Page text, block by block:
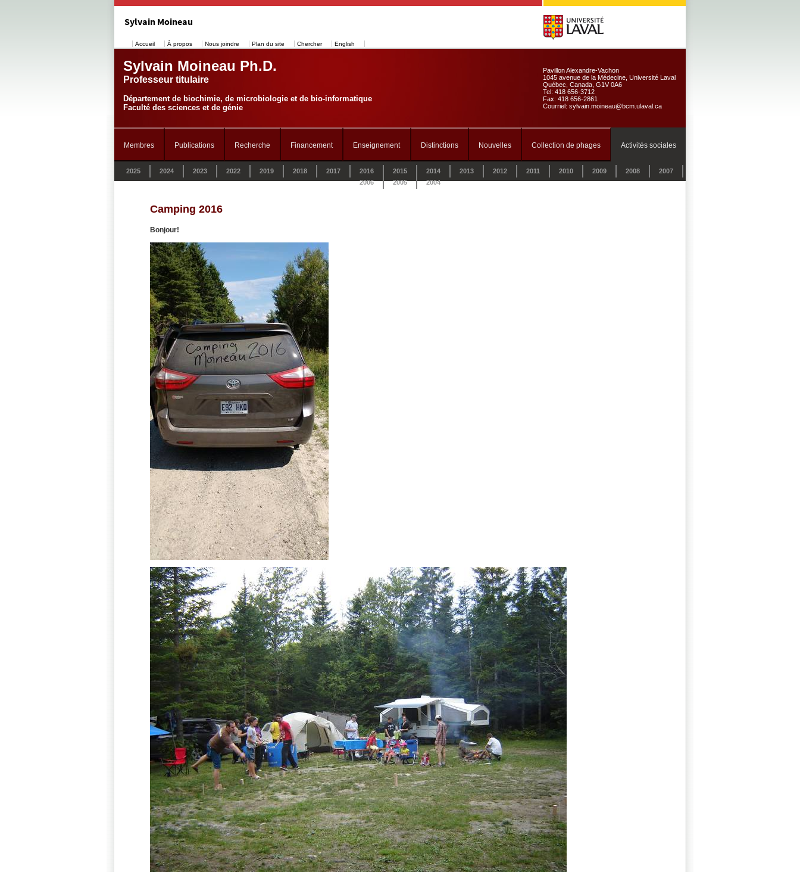
Sylvain Moineau
Accueil À propos Nous joindre Plan du site Chercher English
Sylvain Moineau Ph.D.
Professeur titulaire
Département de biochimie, de microbiologie et de bio-informatique
Faculté des sciences et de génie
Pavillon Alexandre-Vachon
1045 avenue de la Médecine, Université Laval
Québec, Canada, G1V 0A6
Tel: 418 656-3712
Fax: 418 656-2861
Courriel: sylvain.moineau@bcm.ulaval.ca
Membres Publications Recherche Financement Enseignement Distinctions Nouvelles Collection de phages Activités sociales
2025 2024 2023 2022 2019 2018 2017 2016 2015 2014 2013 2012 2011 2010 2009 2008
2007
2006
2005 2004
Camping 2016
Bonjour!